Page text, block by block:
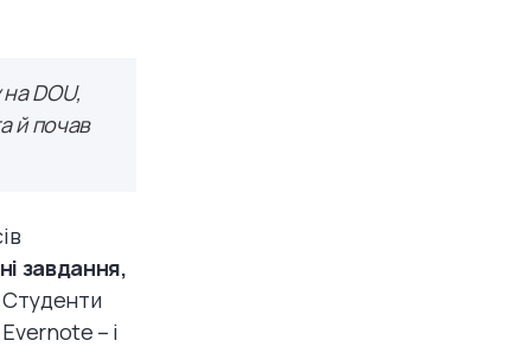
DOU,
й почав
завдання,
– і